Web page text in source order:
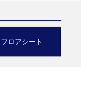
フロアシート